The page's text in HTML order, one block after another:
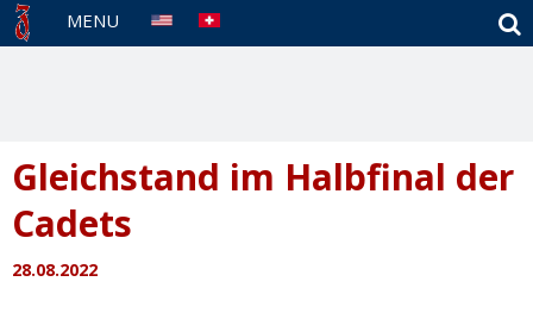
MENU
Gleichstand im Halbfinal der
Cadets
28.08.2022